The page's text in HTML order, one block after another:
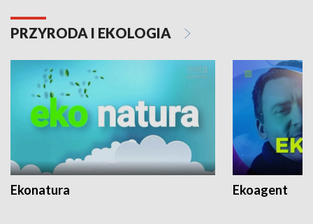
PRZYRODA I EKOLOGIA
Ekonatura Ekoagent